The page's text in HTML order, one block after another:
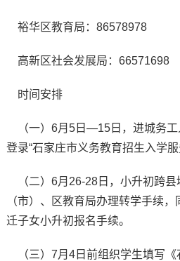
裕华区教育局：86578978
高新区社会发展局：66571698
时间安排
（一）6月5日—15日，进城务工
登录“石家庄市义务教育招生入学服
（二）6月26-28日，小升初跨县
（市）、区教育局办理转学手续
迁子女小升初报名手续。
（三）7月4日前组织学生填写《